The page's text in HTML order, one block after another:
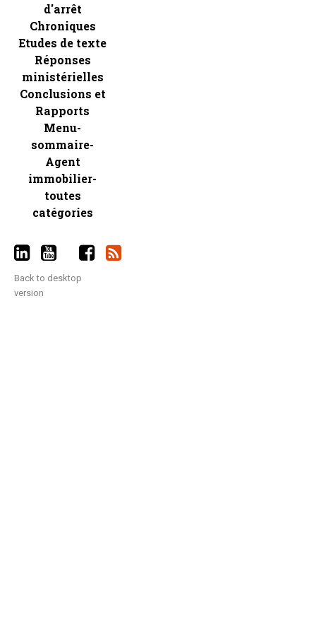
d'arrêt
Chroniques
Etudes de texte
Réponses
ministérielles
Conclusions et
Rapports
Menu-
sommaire-
Agent
immobilier-
toutes
catégories
Back to desktop
version